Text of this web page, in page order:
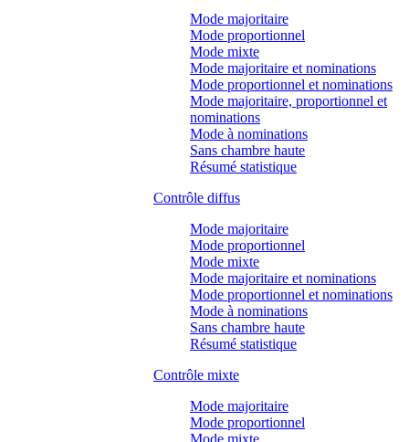
Mode majoritaire
Mode proportionnel
Mode mixte
Mode majoritaire et nominations
Mode proportionnel et nominations
Mode majoritaire, proportionnel et
nominations
Mode à nominations
Sans chambre haute
Résumé statistique
Contrôle diffus
Mode majoritaire
Mode proportionnel
Mode mixte
Mode majoritaire et nominations
Mode proportionnel et nominations
Mode à nominations
Sans chambre haute
Résumé statistique
Contrôle mixte
Mode majoritaire
Mode proportionnel
Mode mixte